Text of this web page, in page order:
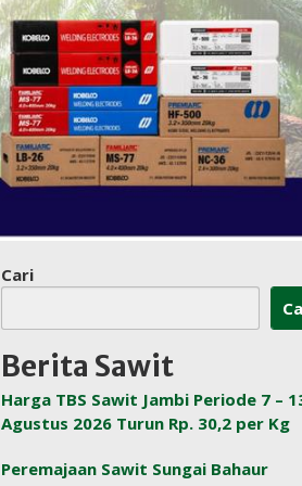
Cari
Berita Sawit
Harga TBS Sawit Jambi Periode 7 –
Agustus 2026 Turun Rp. 30,2 per Kg
Peremajaan Sawit Sungai Bahaur